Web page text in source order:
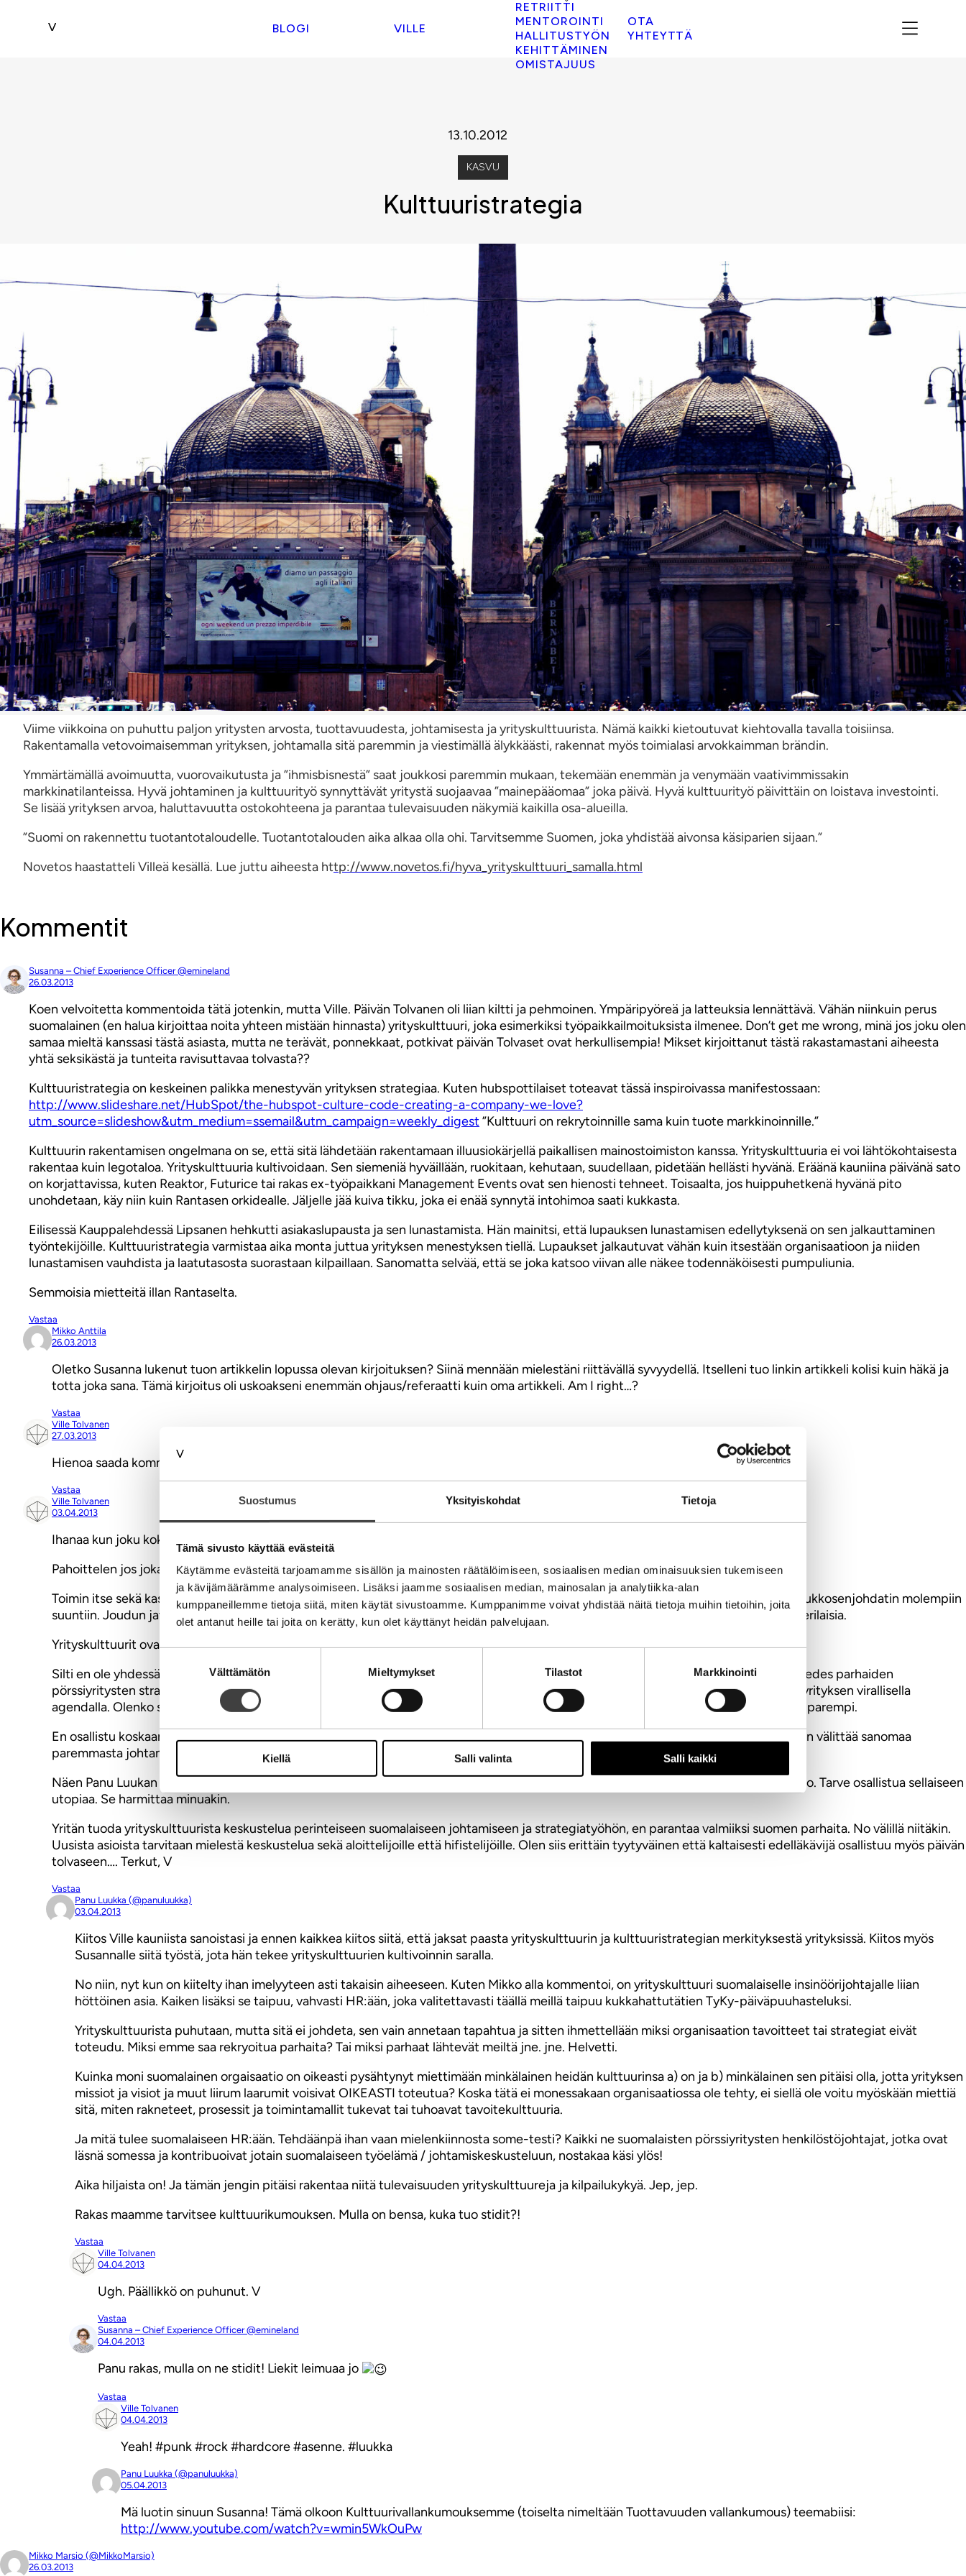
Suostumus Yksityiskohdat Tietoja
Tämä sivusto käyttää evästeitä
Käytämme evästeitä tarjoamamme sisällön ja mainosten räätälöimiseen, sosiaalisen median ominaisuuksien tukemiseen
ja kävijämäärämme analysoimiseen. Lisäksi jaamme sosiaalisen median, mainosalan ja analytiikka-alan
kumppaneillemme tietoja siitä, miten käytät sivustoamme. Kumppanimme voivat yhdistää näitä tietoja muihin tietoihin, joita
olet antanut heille tai joita on kerätty, kun olet käyttänyt heidän palvelujaan.
valinta
Välttämätön Mieltymykset Tilastot Markkinointi
Kiellä Salli valinta Salli kaikki
BLOGI VILLE
RETRIITTI
MENTOROINTI
HALLITUSTYÖN
KEHITTÄMINEN
OMISTAJUUS
OTA
YHTEYTTÄ
13.10.2012
KASVU
Kulttuuristrategia
Viime viikkoina on puhuttu paljon yritysten arvosta, tuottavuudesta, johtamisesta ja yrityskulttuurista. Nämä kaikki kietoutuvat kiehtovalla tavalla toisiinsa.
Rakentamalla vetovoimaisemman yrityksen, johtamalla sitä paremmin ja viestimällä älykkäästi, rakennat myös toimialasi arvokkaimman brändin.
Ymmärtämällä avoimuutta, vuorovaikutusta ja ”ihmisbisnestä” saat joukkosi paremmin mukaan, tekemään enemmän ja venymään vaativimmissakin
markkinatilanteissa. Hyvä johtaminen ja kulttuurityö synnyttävät yritystä suojaavaa ”mainepääomaa” joka päivä. Hyvä kulttuurityö päivittäin on loistava investointi.
Se lisää yrityksen arvoa, haluttavuutta ostokohteena ja parantaa tulevaisuuden näkymiä kaikilla osa-alueilla.
”Suomi on rakennettu tuotantotaloudelle. Tuotantotalouden aika alkaa olla ohi. Tarvitsemme Suomen, joka yhdistää aivonsa käsiparien sijaan.”
Novetos haastatteli Villeä kesällä. Lue juttu aiheesta http://www.novetos.fi/hyva_yrityskulttuuri_samalla.html
Kommentit
Susanna – Chief Experience Officer @emineland
26.03.2013
Koen velvoitetta kommentoida tätä jotenkin, mutta Ville. Päivän Tolvanen oli liian kiltti ja pehmoinen. Ympäripyöreä ja latteuksia lennättävä. Vähän niinkuin perus
suomalainen (en halua kirjoittaa noita yhteen mistään hinnasta) yrityskulttuuri, joka esimerkiksi työpaikkailmoituksista ilmenee. Don’t get me wrong, minä jos joku olen
samaa mieltä kanssasi tästä asiasta, mutta ne terävät, ponnekkaat, potkivat päivän Tolvaset ovat herkullisempia! Mikset kirjoittanut tästä rakastamastani aiheesta
yhtä seksikästä ja tunteita ravisuttavaa tolvasta??
Kulttuuristrategia on keskeinen palikka menestyvän yrityksen strategiaa. Kuten hubspottilaiset toteavat tässä inspiroivassa manifestossaan:
http://www.slideshare.net/HubSpot/the-hubspot-culture-code-creating-a-company-we-love?
utm_source=slideshow&utm_medium=ssemail&utm_campaign=weekly_digest ”Kulttuuri on rekrytoinnille sama kuin tuote markkinoinnille.”
Kulttuurin rakentamisen ongelmana on se, että sitä lähdetään rakentamaan illuusiokärjellä paikallisen mainostoimiston kanssa. Yrityskulttuuria ei voi lähtökohtaisesta
rakentaa kuin legotaloa. Yrityskulttuuria kultivoidaan. Sen siemeniä hyväillään, ruokitaan, kehutaan, suudellaan, pidetään hellästi hyvänä. Eräänä kauniina päivänä sato
on korjattavissa, kuten Reaktor, Futurice tai rakas ex-työpaikkani Management Events ovat sen hienosti tehneet. Toisaalta, jos huippuhetkenä hyvänä pito
unohdetaan, käy niin kuin Rantasen orkidealle. Jäljelle jää kuiva tikku, joka ei enää synnytä intohimoa saati kukkasta.
Eilisessä Kauppalehdessä Lipsanen hehkutti asiakaslupausta ja sen lunastamista. Hän mainitsi, että lupauksen lunastamisen edellytyksenä on sen jalkauttaminen
työntekijöille. Kulttuuristrategia varmistaa aika monta juttua yrityksen menestyksen tiellä. Lupaukset jalkautuvat vähän kuin itsestään organisaatioon ja niiden
lunastamisen vauhdista ja laatutasosta suorastaan kilpaillaan. Sanomatta selvää, että se joka katsoo viivan alle näkee todennäköisesti pumpuliunia.
Semmoisia mietteitä illan Rantaselta.
Vastaa
Mikko Anttila
26.03.2013
Oletko Susanna lukenut tuon artikkelin lopussa olevan kirjoituksen? Siinä mennään mielestäni riittävällä syvyydellä. Itselleni tuo linkin artikkeli kolisi kuin häkä ja
totta joka sana. Tämä kirjoitus oli uskoakseni enemmän ohjaus/referaatti kuin oma artikkeli. Am I right…?
Vastaa
Ville Tolvanen
27.03.2013
Hienoa saada kommentointia johon on paneuduttu? Luitko linkistä varsinaisen haastattelun? V
Vastaa
Ville Tolvanen
03.04.2013
Ihanaa kun joku kokee ”velvoitetta” intohimoa siis aiheeseen. Mahtavaa – kiitos jo siitäkin.
Pahoittelen jos jokainen Tolvanen ei ole napakymppi. Siis aivan jokaiselle. Aina ei voi onnistua. Mutta itse asiaan.
Toimin itse sekä kasvuyrityksten että perinteisten teollisuuden pörssiyritysten kanssa. Koen olevani jonkinlainen muutoksen apostoli, ukkosenjohdatin molempiin
suuntiin. Joudun jatkuvasti pohtimaan puhunko Sakari Tammiselle vai Panu Luukalle päivän tolvasissa. Heidän maailmansa ovat kovin erilaisia.
Yrityskulttuurit ovat uusi musta.
Silti en ole yhdessäkään keskutelussa toimitusjohtajan kanssa ikinä kuullut asian käsittelyä toisen osapuolen aloiteesta. En ole nähnyt edes parhaiden
pörssiyritysten strategioissa sanallakaan mainintaa yrityskulttuurin kehittämisestä. En ole ikinä nähnyt asiaa osana yhdenkään miljardiyrityksen virallisella
agendalla. Olenko sokea? Vai onko niin että etujoukko vetää asiaa joka alkaa vasta puhuttamaan isommassa mittakaavassa?! molempi parempi.
En osallistu koskaan HR-tapahtumiin. En ole nähnyt vahvoja HR-johtajia pörssiyrityksissä. En tiedä mistä HR keskustelee. Mutta haluan välittää sanomaa
paremmasta johtamisesta, paremmista yrityksisistä.
Näen Panu Luukan loistavana asian apostolina. Silti suurin osa asiakkasitani ei ole mukana GPTW-mittauksesta. Heille asia on aivan outo. Tarve osallistua sellaiseen
utopiaa. Se harmittaa minuakin.
Yritän tuoda yrityskulttuurista keskustelua perinteiseen suomalaiseen johtamiseen ja strategiatyöhön, en parantaa valmiiksi suomen parhaita. No välillä niitäkin.
Uusista asioista tarvitaan mielestä keskustelua sekä aloittelijoille että hifistelijöille. Olen siis erittäin tyytyväinen että kaltaisesti edelläkävijä osallistuu myös päivän
tolvaseen…. Terkut, V
Vastaa
Panu Luukka (@panuluukka)
03.04.2013
Kiitos Ville kauniista sanoistasi ja ennen kaikkea kiitos siitä, että jaksat paasta yrityskulttuurin ja kulttuuristrategian merkityksestä yrityksissä. Kiitos myös
Susannalle siitä työstä, jota hän tekee yrityskulttuurien kultivoinnin saralla.
No niin, nyt kun on kiitelty ihan imelyyteen asti takaisin aiheeseen. Kuten Mikko alla kommentoi, on yrityskulttuuri suomalaiselle insinöörijohtajalle liian
höttöinen asia. Kaiken lisäksi se taipuu, vahvasti HR:ään, joka valitettavasti täällä meillä taipuu kukkahattutätien TyKy-päiväpuuhasteluksi.
Yrityskulttuurista puhutaan, mutta sitä ei johdeta, sen vain annetaan tapahtua ja sitten ihmettellään miksi organisaation tavoitteet tai strategiat eivät
toteudu. Miksi emme saa rekryoitua parhaita? Tai miksi parhaat lähtevät meiltä jne. jne. Helvetti.
Kuinka moni suomalainen orgaisaatio on oikeasti pysähtynyt miettimään minkälainen heidän kulttuurinsa a) on ja b) minkälainen sen pitäisi olla, jotta yrityksen
missiot ja visiot ja muut liirum laarumit voisivat OIKEASTI toteutua? Koska tätä ei monessakaan organisaatiossa ole tehty, ei siellä ole voitu myöskään miettiä
sitä, miten rakneteet, prosessit ja toimintamallit tukevat tai tuhoavat tavoitekulttuuria.
Ja mitä tulee suomalaiseen HR:ään. Tehdäänpä ihan vaan mielenkiinnosta some-testi? Kaikki ne suomalaisten pörssiyritysten henkilöstöjohtajat, jotka ovat
läsnä somessa ja kontribuoivat jotain suomalaiseen työelämä / johtamiskeskusteluun, nostakaa käsi ylös!
Aika hiljaista on! Ja tämän jengin pitäisi rakentaa niitä tulevaisuuden yrityskulttuureja ja kilpailukykyä. Jep, jep.
Rakas maamme tarvitsee kulttuurikumouksen. Mulla on bensa, kuka tuo stidit?!
Vastaa
Ville Tolvanen
04.04.2013
Ugh. Päällikkö on puhunut. V
Vastaa
Susanna – Chief Experience Officer @emineland
04.04.2013
Panu rakas, mulla on ne stidit! Liekit leimuaa jo
Vastaa
Ville Tolvanen
04.04.2013
Yeah! #punk #rock #hardcore #asenne. #luukka
Panu Luukka (@panuluukka)
05.04.2013
Mä luotin sinuun Susanna! Tämä olkoon Kulttuurivallankumouksemme (toiselta nimeltään Tuottavuuden vallankumous) teemabiisi:
http://www.youtube.com/watch?v=wmin5WkOuPw
Mikko Marsio (@MikkoMarsio)
26.03.2013